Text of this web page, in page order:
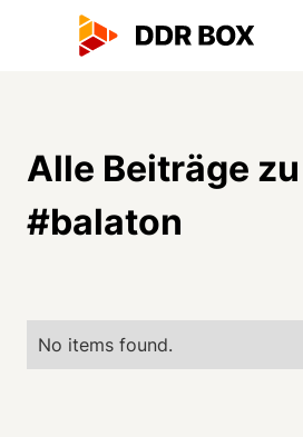
Alle Beiträge zu
#balaton
No items found.